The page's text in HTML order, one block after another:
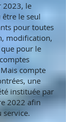
2023, le
le seul
pour toutes
modification,
que pour le
compte
une
instituée par
2022 afin
service.